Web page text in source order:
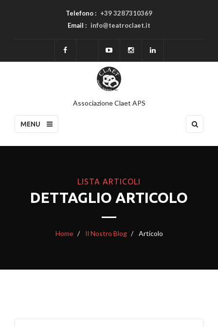
Telefono : +39 3287310369
Email : info@teatroclaet.it
Associazione Claet APS
MENU
LISTA ARTICOLI
DETTAGLIO ARTICOLO
Home Il Nostro Blog Articolo